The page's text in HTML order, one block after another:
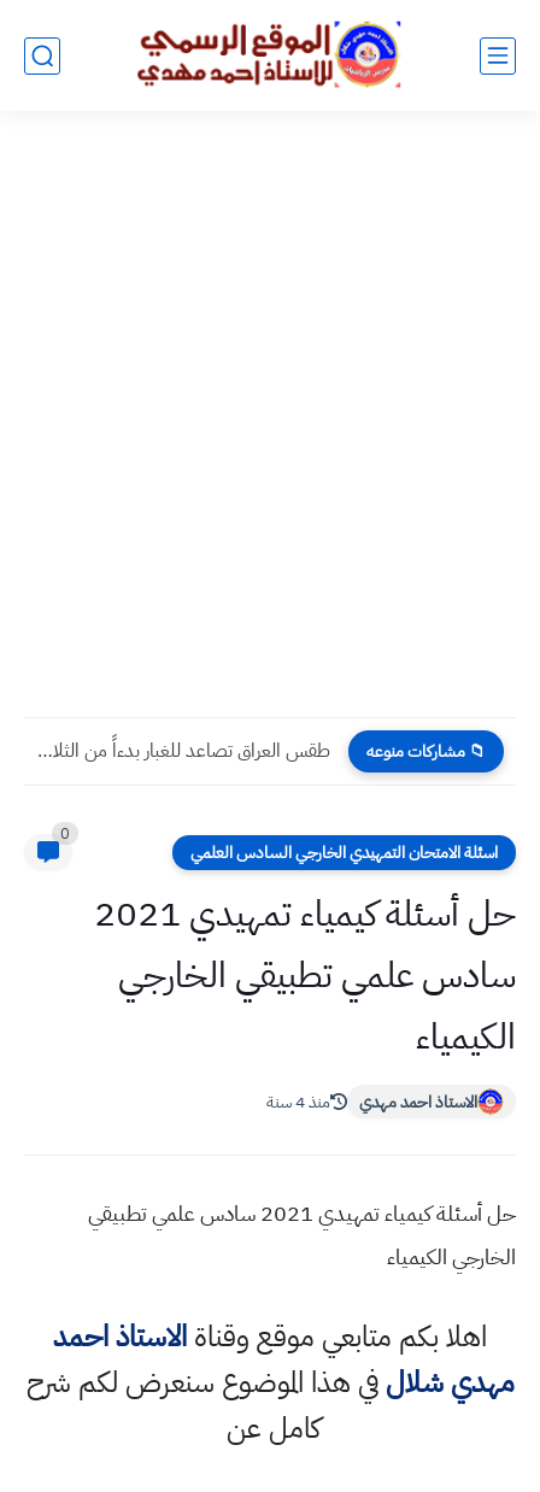
📁 مشاركات منوعه كتاب رسمي استثناء طلبة المتميزين من شرط المعدل واعادة السنة...
اسئلة الامتحان التمهيدي الخارجي السادس العلمي
0
حل أسئلة كيمياء تمهيدي 2021
سادس علمي تطبيقي الخارجي
الكيمياء
الاستاذ احمد مهدي منذ 4 سنة
حل أسئلة كيمياء تمهيدي 2021 سادس علمي تطبيقي
الخارجي الكيمياء
اهلا بكم متابعي موقع وقناةالاستاذ احمد
مهدي شلالفي هذا الموضوع سنعرض لكم شرح
كامل عن